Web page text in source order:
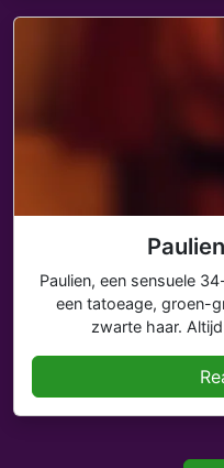
Paulien, een sensuele
een tatoeage, groen-
zwarte haar.